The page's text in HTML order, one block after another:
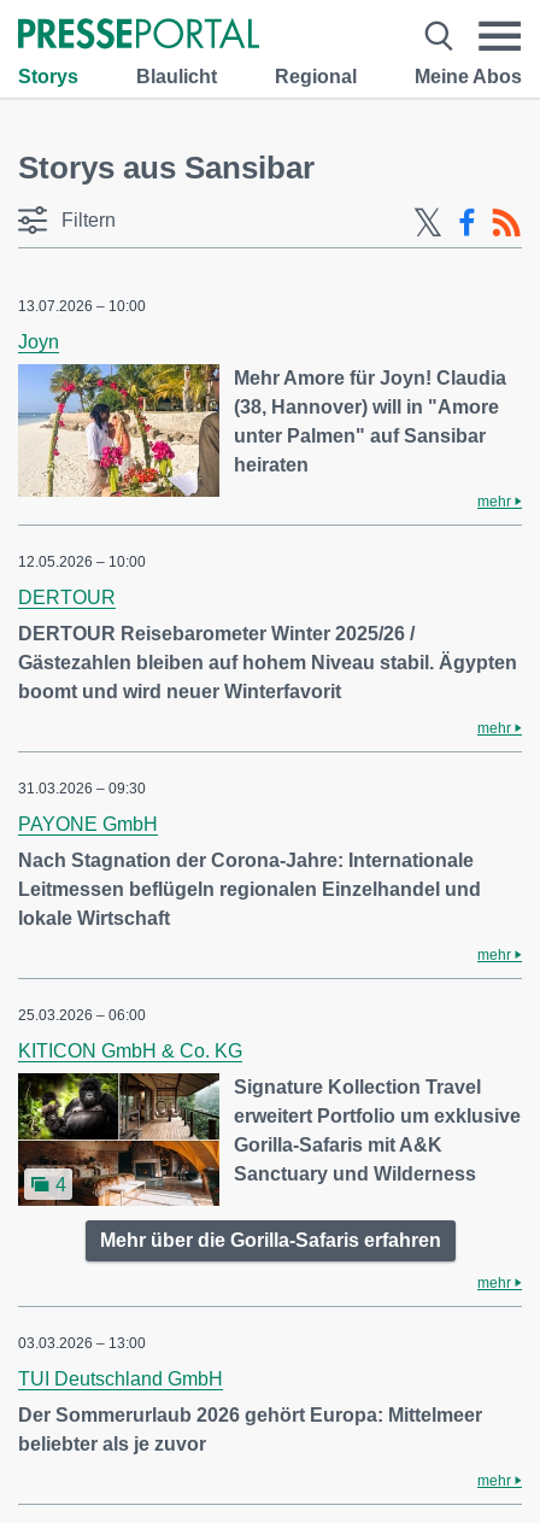
Storys Blaulicht Regional Meine Abos
Storys aus Sansibar
Filtern
13.07.2026 – 10:00
Joyn
Mehr Amore für Joyn! Claudia
(38, Hannover) will in "Amore
unter Palmen" auf Sansibar
heiraten
mehr
12.05.2026 – 10:00
DERTOUR
DERTOUR Reisebarometer Winter 2025/26 /
Gästezahlen bleiben auf hohem Niveau stabil. Ägypten
boomt und wird neuer Winterfavorit
mehr
31.03.2026 – 09:30
PAYONE GmbH
Nach Stagnation der Corona-Jahre: Internationale
Leitmessen beflügeln regionalen Einzelhandel und
lokale Wirtschaft
mehr
25.03.2026 – 06:00
KITICON GmbH & Co. KG
4
Signature Kollection Travel
erweitert Portfolio um exklusive
Gorilla-Safaris mit A&K
Sanctuary und Wilderness
Mehr über die Gorilla-Safaris erfahren
mehr
03.03.2026 – 13:00
TUI Deutschland GmbH
Der Sommerurlaub 2026 gehört Europa: Mittelmeer
beliebter als je zuvor
mehr